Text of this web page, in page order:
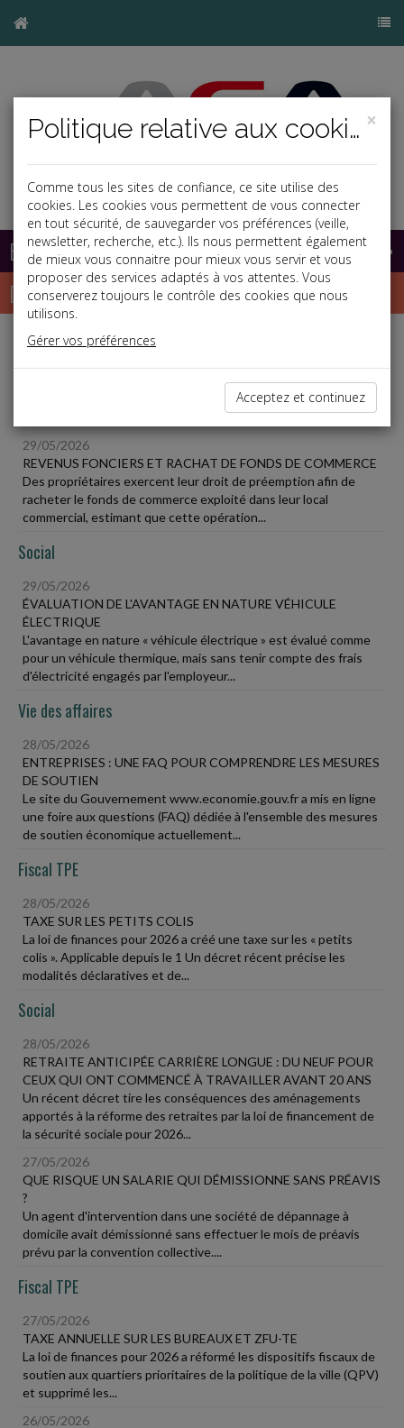
Base documentaire
Dépêches
Liste des dernières dépêches
29/05/2026
REVENUS FONCIERS ET RACHAT DE FONDS DE COMMERCE
Des propriétaires exercent leur droit de préemption afin de
racheter le fonds de commerce exploité dans leur local
commercial, estimant que cette opération...
Social
29/05/2026
ÉVALUATION DE L'AVANTAGE EN NATURE VÉHICULE
ÉLECTRIQUE
L'avantage en nature « véhicule électrique » est évalué comme
pour un véhicule thermique, mais sans tenir compte des frais
d'électricité engagés par l'employeur...
Vie des affaires
28/05/2026
ENTREPRISES : UNE FAQ POUR COMPRENDRE LES MESURES
DE SOUTIEN
Le site du Gouvernement www.economie.gouv.fr a mis en ligne
une foire aux questions (FAQ) dédiée à l'ensemble des mesures
de soutien économique actuellement...
Fiscal TPE
28/05/2026
TAXE SUR LES PETITS COLIS
La loi de finances pour 2026 a créé une taxe sur les « petits
colis ». Applicable depuis le 1 Un décret récent précise les
modalités déclaratives et de...
Social
28/05/2026
RETRAITE ANTICIPÉE CARRIÈRE LONGUE : DU NEUF POUR
CEUX QUI ONT COMMENCÉ À TRAVAILLER AVANT 20 ANS
Un récent décret tire les conséquences des aménagements
apportés à la réforme des retraites par la loi de financement de
la sécurité sociale pour 2026...
27/05/2026
QUE RISQUE UN SALARIE QUI DÉMISSIONNE SANS PRÉAVIS
?
Un agent d'intervention dans une société de dépannage à
domicile avait démissionné sans effectuer le mois de préavis
prévu par la convention collective....
Fiscal TPE
27/05/2026
TAXE ANNUELLE SUR LES BUREAUX ET ZFU-TE
La loi de finances pour 2026 a réformé les dispositifs fiscaux de
soutien aux quartiers prioritaires de la politique de la ville (QPV)
et supprimé les...
26/05/2026
×
Politique relative aux cookies
Comme tous les sites de confiance, ce site utilise des
cookies. Les cookies vous permettent de vous connecter
en tout sécurité, de sauvegarder vos préférences (veille,
newsletter, recherche, etc.). Ils nous permettent également
de mieux vous connaitre pour mieux vous servir et vous
proposer des services adaptés à vos attentes. Vous
conserverez toujours le contrôle des cookies que nous
utilisons.
Gérer vos préférences
Acceptez et continuez